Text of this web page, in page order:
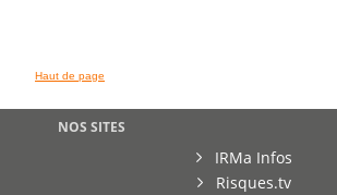
Haut de page
NOS SITES
IRMa Infos
Risques.tv